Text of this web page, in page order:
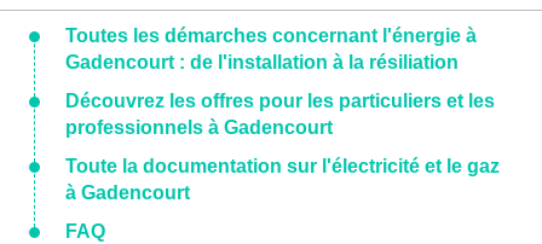
Toutes les démarches concernant l'énergie à
Gadencourt : de l'installation à la résiliation
Découvrez les offres pour les particuliers et les
professionnels à Gadencourt
Toute la documentation sur l'électricité et le gaz
à Gadencourt
FAQ